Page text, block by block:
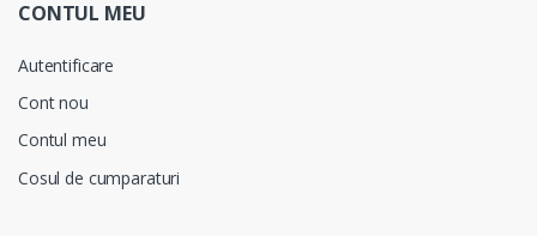
CONTUL MEU
Autentificare
Cont nou
Contul meu
Cosul de cumparaturi